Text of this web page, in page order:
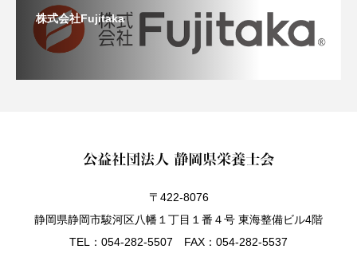
株式会社Fujitaka
〒422-8076
静岡県静岡市駿河区八幡１丁目１番４号 東海整備ビル4階
TEL：054-282-5507 FAX：054-282-5537